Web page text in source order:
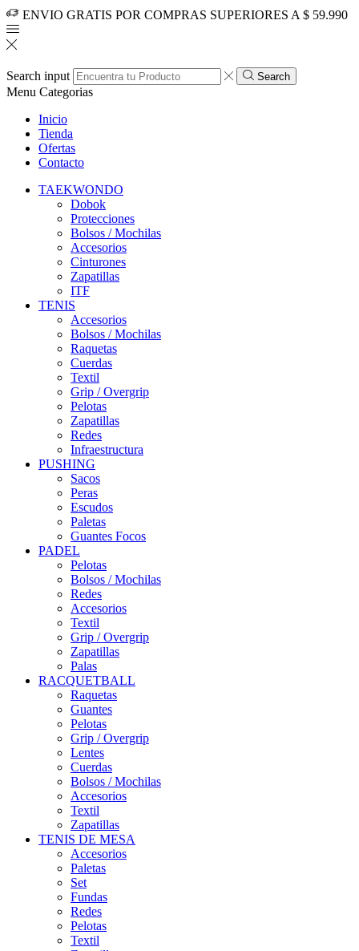
ENVIO GRATIS POR COMPRAS SUPERIORES A $ 59.990
Search input Search
Menu Categorias
Inicio
Tienda
Ofertas
Contacto
TAEKWONDO
Dobok
Protecciones
Bolsos / Mochilas
Accesorios
Cinturones
Zapatillas
ITF
TENIS
Accesorios
Bolsos / Mochilas
Raquetas
Cuerdas
Textil
Grip / Overgrip
Pelotas
Zapatillas
Redes
Infraestructura
PUSHING
Sacos
Peras
Escudos
Paletas
Guantes Focos
PADEL
Pelotas
Bolsos / Mochilas
Redes
Accesorios
Textil
Grip / Overgrip
Zapatillas
Palas
RACQUETBALL
Raquetas
Guantes
Pelotas
Grip / Overgrip
Lentes
Cuerdas
Bolsos / Mochilas
Accesorios
Textil
Zapatillas
TENIS DE MESA
Accesorios
Paletas
Set
Fundas
Redes
Pelotas
Textil